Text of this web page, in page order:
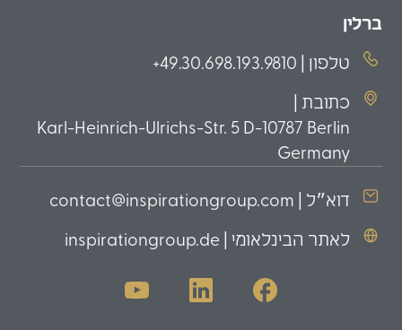
ברלין
טלפון | 49.30.698.193.9810+
כתובת |
Karl-Heinrich-Ulrichs-Str. 5 D-10787 Berlin
Germany
דוא״ל | contact@inspirationgroup.com
לאתר הבינלאומי | inspirationgroup.de